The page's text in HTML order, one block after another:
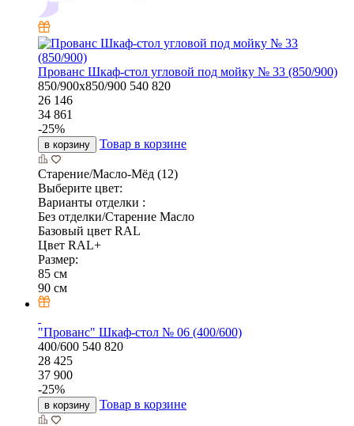
Прованс Шкаф-стол угловой под мойку № 33 (850/900)
850/900х850/900 540 820
26 146
34 861
-25%
в корзину Товар в корзине
Старение/Масло-Мёд (12)
Выберите цвет:
Варианты отделки :
Без отделки/Старение Масло
Базовый цвет RAL
Цвет RAL+
Размер:
85 см
90 см
"Прованс" Шкаф-стол № 06 (400/600)
400/600 540 820
28 425
37 900
-25%
в корзину Товар в корзине